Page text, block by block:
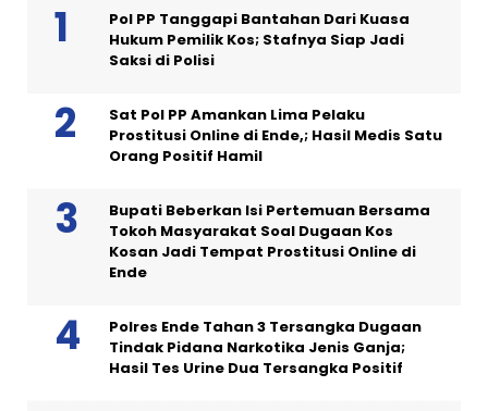
Pol PP Tanggapi Bantahan Dari Kuasa
Hukum Pemilik Kos; Stafnya Siap Jadi
Saksi di Polisi
Sat Pol PP Amankan Lima Pelaku
Prostitusi Online di Ende,; Hasil Medis Satu
Orang Positif Hamil
Bupati Beberkan Isi Pertemuan Bersama
Tokoh Masyarakat Soal Dugaan Kos
Kosan Jadi Tempat Prostitusi Online di
Ende
Polres Ende Tahan 3 Tersangka Dugaan
Tindak Pidana Narkotika Jenis Ganja;
Hasil Tes Urine Dua Tersangka Positif